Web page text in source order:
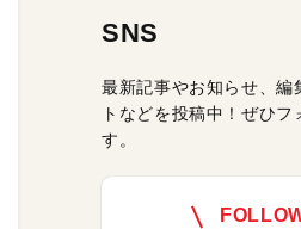
SNS
最新記事やお知らせ、編
トなどを投稿中！ぜひフ
す。